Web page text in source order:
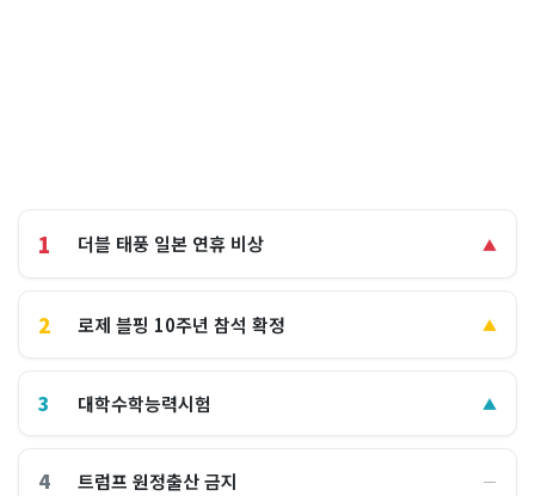
1 더블 태풍 일본 연휴 비상 ▲
2 로제 블핑 10주년 참석 확정 ▲
3 대학수학능력시험 ▲
4 트럼프 원정출산 금지 ―